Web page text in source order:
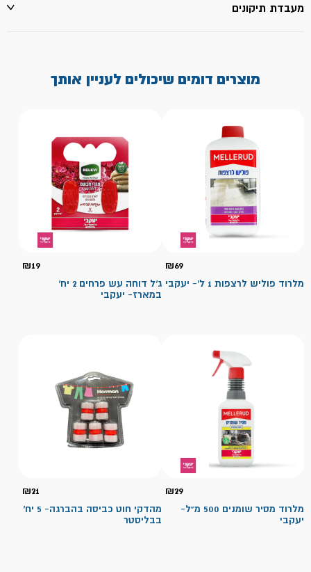
מעבדת תיקונים
מוצרים דומים שיכולים לעניין אותך
₪69
מלרוד פוליש לרצפות 1 ל'- יעקבי
₪19
ג'ל דוחה עש פרחים 2 יח'
במארז- יעקבי
₪29
מלרוד מסיר שומנים 500 מ"ל-
יעקבי
₪21
מהדקי חוט כביסה בהברגה- 5 יח'
בבליסטר